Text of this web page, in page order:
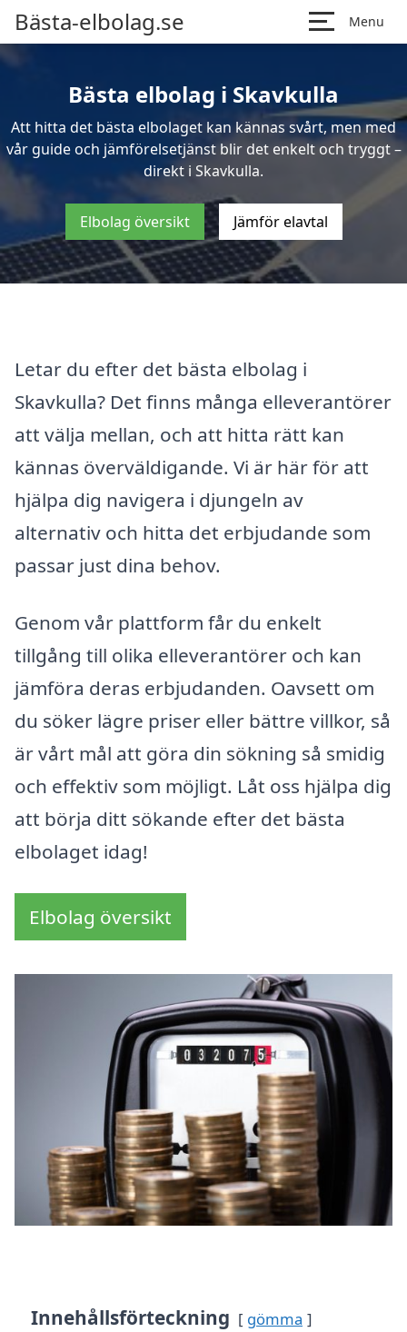
Bästa-elbolag.se Menu
Bästa elbolag i Skavkulla
Att hitta det bästa elbolaget kan kännas svårt, men med
vår guide och jämförelsetjänst blir det enkelt och tryggt –
direkt i Skavkulla.
Elbolag översikt Jämför elavtal
Letar du efter det bästa elbolag i
Skavkulla? Det finns många elleverantörer
att välja mellan, och att hitta rätt kan
kännas överväldigande. Vi är här för att
hjälpa dig navigera i djungeln av
alternativ och hitta det erbjudande som
passar just dina behov.
Genom vår plattform får du enkelt
tillgång till olika elleverantörer och kan
jämföra deras erbjudanden. Oavsett om
du söker lägre priser eller bättre villkor, så
är vårt mål att göra din sökning så smidig
och effektiv som möjligt. Låt oss hjälpa dig
att börja ditt sökande efter det bästa
elbolaget idag!
Elbolag översikt
Innehållsförteckning gömma